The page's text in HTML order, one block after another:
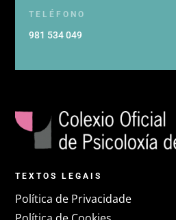
TELÉFONO
981 534 049
TEXTOS LEGAIS
Política de Privacidade